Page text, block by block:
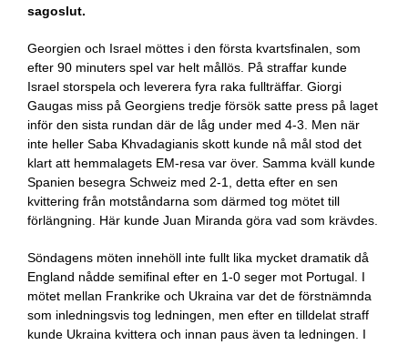
sagoslut.
Georgien och Israel möttes i den första kvartsfinalen, som
efter 90 minuters spel var helt mållös. På straffar kunde
Israel storspela och leverera fyra raka fullträffar. Giorgi
Gaugas miss på Georgiens tredje försök satte press på laget
inför den sista rundan där de låg under med 4-3. Men när
inte heller Saba Khvadagianis skott kunde nå mål stod det
klart att hemmalagets EM-resa var över. Samma kväll kunde
Spanien besegra Schweiz med 2-1, detta efter en sen
kvittering från motståndarna som därmed tog mötet till
förlängning. Här kunde Juan Miranda göra vad som krävdes.
Söndagens möten innehöll inte fullt lika mycket dramatik då
England nådde semifinal efter en 1-0 seger mot Portugal. I
mötet mellan Frankrike och Ukraina var det de förstnämnda
som inledningsvis tog ledningen, men efter en tilldelat straff
kunde Ukraina kvittera och innan paus även ta ledningen. I